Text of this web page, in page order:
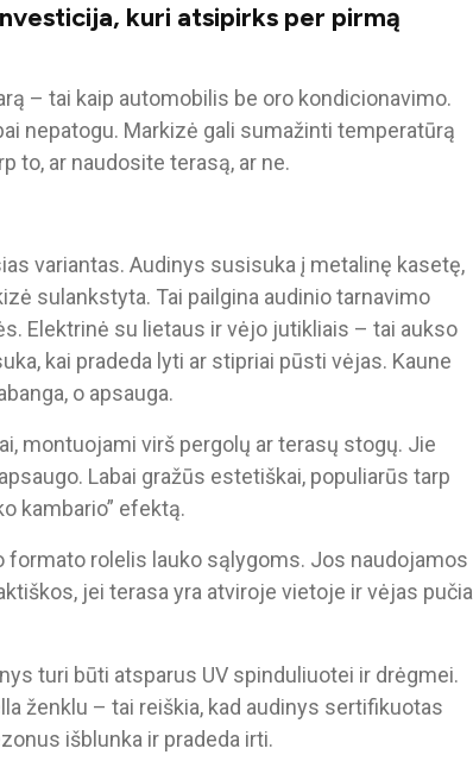
kuri atsipirks per pirmą
– tai kaip automobilis be oro kondicionavimo.
nepatogu. Markizė gali sumažinti temperatūrą
to, ar naudosite terasą, ar ne.
variantas. Audinys susisuka į metalinę kasetę,
sulankstyta. Tai pailgina audinio tarnavimo
Elektrinė su lietaus ir vėjo jutikliais – tai aukso
kai pradeda lyti ar stipriai pūsti vėjas. Kaune
o apsauga.
montuojami virš pergolų ar terasų stogų. Jie
Labai gražūs estetiškai, populiarūs tarp
kambario” efektą.
formato rolelis lauko sąlygoms. Jos naudojamos
jei terasa yra atviroje vietoje ir vėjas pučia
turi būti atsparus UV spinduliuotei ir drėgmei.
ženklu – tai reiškia, kad audinys sertifikuotas
išblunka ir pradeda irti.